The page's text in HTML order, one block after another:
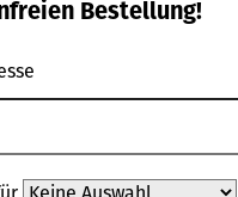
einem besonderen
Bestellung!